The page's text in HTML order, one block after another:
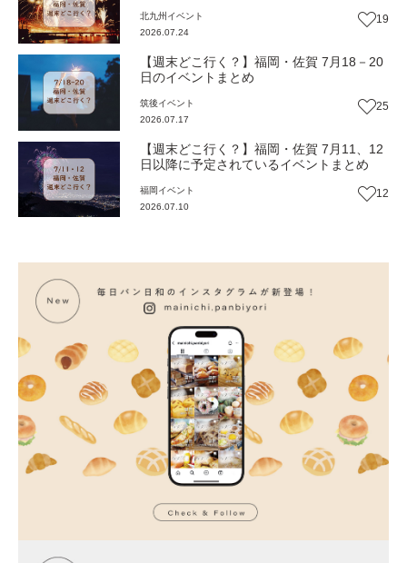
北九州 イベント
2026.07.24
19
【週末どこ行く？】福岡・佐賀 7月18－20
日のイベントまとめ
筑後イベント
2026.07.17
25
【週末どこ行く？】福岡・佐賀 7月11、12
日以降に予定されているイベントまとめ
福岡 イベント
2026.07.10
12